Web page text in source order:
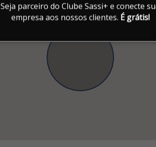
Seja parceiro do Clube Sassi+ e conecte
empresa aos nossos clientes. É grátis!